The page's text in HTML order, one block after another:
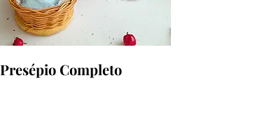
Presépio Completo